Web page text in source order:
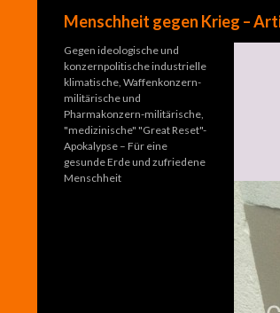
Menschheit gegen Krieg –
Gegen ideologische und
konzernpolitische industrielle
klimatische, Waffenkonzern-
militärische und
Pharmakonzern-militärische,
"medizinische" "Great Reset"-
Apokalypse – Für eine
gesunde Erde und zufriedene
Menschheit